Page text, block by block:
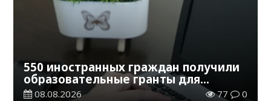
550 иностранных граждан получили
образовательные гранты для
обучения в Казахстане
08.08.2026 77 0